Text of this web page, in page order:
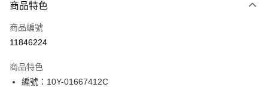
信用卡一次付款
超商取貨付款
Apple Pay
商品特色
商品編號
11846224
商品特色
編號：10Y-01667412C